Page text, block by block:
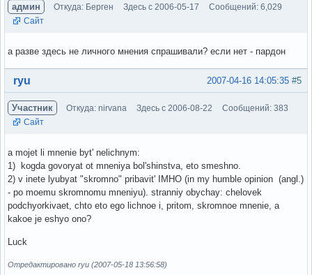
админ Откуда: Берген Здесь с 2006-05-17
Сообщений: 6,029
Сайт
а разве здесь не личного мнения спрашивали? если нет - пардон
Вне форума #5
2007-04-16 14:05:35
ryu
Участник Откуда: nirvana Здесь с 2006-08-22
Сообщений: 383
Сайт
a mojet li mnenie byt' nelichnym:
1) kogda govoryat ot mneniya bol'shinstva, eto smeshno.
2) v inete lyubyat "skromno" pribavit' IMHO (in my humble opinion (angl.)
- po moemu skromnomu mneniyu). stranniy obychay: chelovek
podchyorkivaet, chto eto ego lichnoe i, pritom, skromnoe mnenie, a
kakoe je eshyo ono?
Luck
Отредактировано ryu (2007-05-18 13:56:58)